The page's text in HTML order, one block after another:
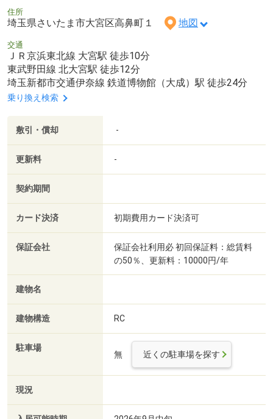
住所
埼玉県さいたま市大宮区高鼻町１ 地図
交通
ＪＲ京浜東北線 大宮駅 徒歩10分
東武野田線 北大宮駅 徒歩12分
埼玉新都市交通伊奈線 鉄道博物館（大成）駅 徒歩24分
乗り換え検索
敷引・償却 -
更新料 -
契約期間
カード決済 初期費用カード決済可
保証会社
保証会社利用必 初回保証料：総賃料
の50％、更新料：10000円/年
建物名
建物構造 RC
駐車場
無 近くの駐車場を探す
現況